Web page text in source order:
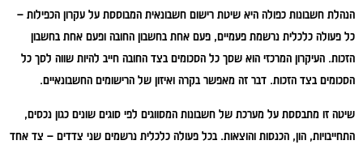
הנהלת חשבונות כפולה היא שיטת רישום חשבונאית המבוססת על עקרון הכפילות –
כל פעולה כלכלית נרשמת פעמיים, פעם אחת בחשבון החובה ופעם אחת בחשבון
הזכות. העיקרון המרכזי הוא שסך כל הסכומים בצד החובה חייב להיות שווה לסך כל
הסכומים בצד הזכות. דבר זה מאפשר בקרה ואיזון של הרישומים החשבונאיים.
שיטה זו מתבססת על מערכת של חשבונות המסווגים לפי סוגים שונים כגון נכסים,
התחייבויות, הון, הכנסות והוצאות. בכל פעולה כלכלית נרשמים שני צדדים – צד אחד